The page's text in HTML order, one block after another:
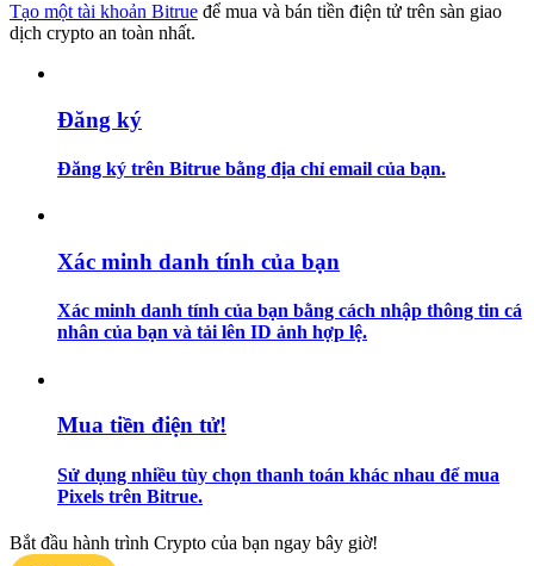
Hướng dẫn
Học cách duy trì lợi nhuận
Tạo một tài khoản Bitrue để mua và bán tiền điện tử trên sàn giao
dịch crypto an toàn nhất.
Đăng ký
Đăng ký trên Bitrue bằng địa chỉ email của bạn.
Xác minh danh tính của bạn
Xác minh danh tính của bạn bằng cách nhập thông tin cá
nhân của bạn và tải lên ID ảnh hợp lệ.
Mua tiền điện tử!
Sử dụng nhiều tùy chọn thanh toán khác nhau để mua
Pixels trên Bitrue.
Bắt đầu hành trình Crypto của bạn ngay bây giờ!